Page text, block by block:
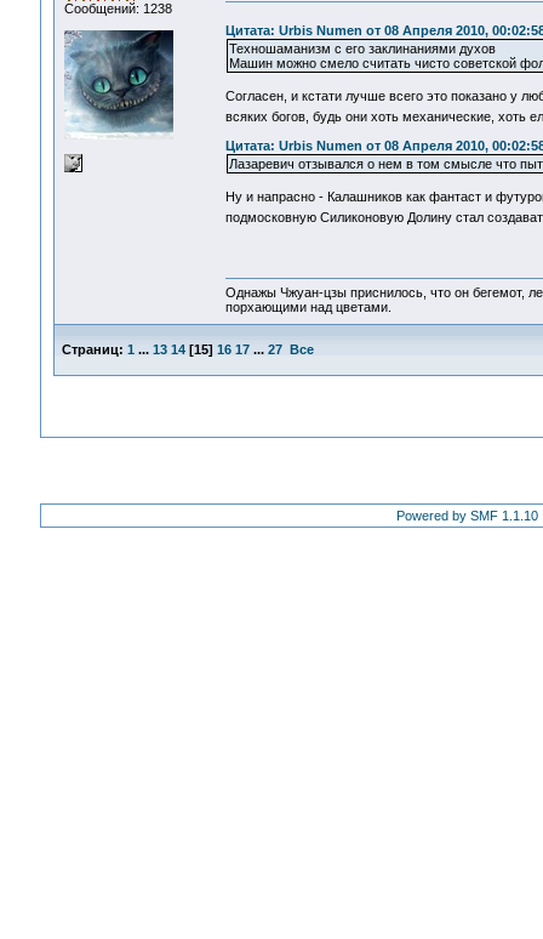
Сообщений: 1238
Цитата: Urbis Numen от 08 Апреля 2010,
Техношаманизм с его заклинаниями духов
Машин можно смело считать чисто советской
Согласен, и кстати лучше всего это показано у
всяких богов, будь они хоть механические, хоть
Цитата: Urbis Numen от 08 Апреля 2010,
Лазаревич отзывался о нем в том смысле что
Ну и напрасно - Калашников как фантаст и
подмосковную Силиконовую Долину стал
Однажы Чжуан-цзы приснилось, что он бегемот,
порхающими над цветами.
Страниц: 1 ... 13 14[15] 16 17 ... 27 Все
Powered by SMF 1.1.10